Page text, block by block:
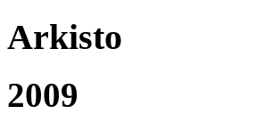
Arkisto
2009